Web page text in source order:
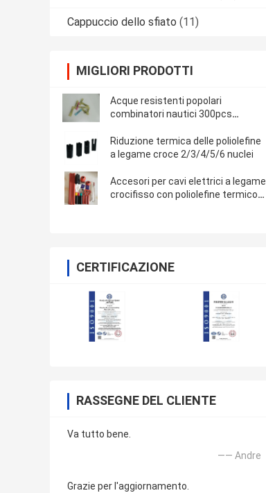
Cappuccio dello sfiato (11)
MIGLIORI PRODOTTI
Acque resistenti popolari
combinatori nautici 300pcs
saldatore sigillo calore restringere
Butt connettore
Riduzione termica delle poliolefine
a legame croce 2/3/4/5/6 nuclei
Accesori per cavi elettrici a legame
crocifisso con poliolefine termico
CERTIFICAZIONE
RASSEGNE DEL CLIENTE
Va tutto bene.
—— Andre
Grazie per l'aggiornamento.